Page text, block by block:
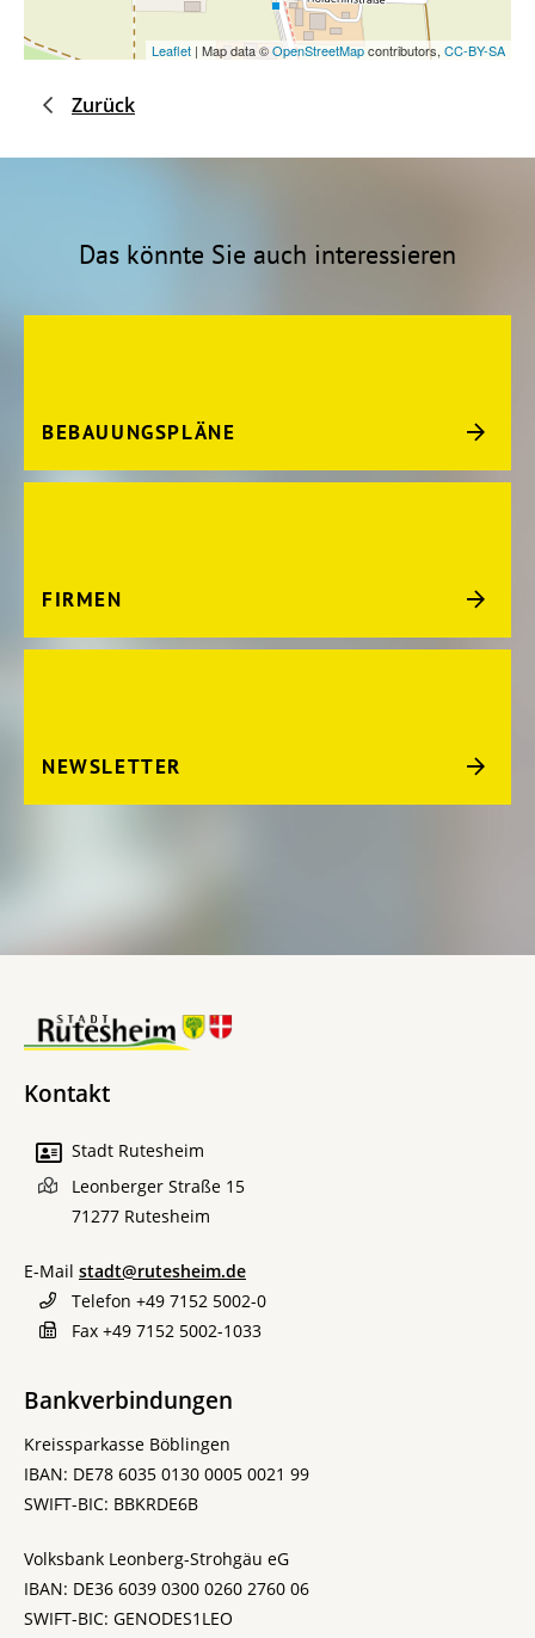
Leaflet | Map data ©OpenStreetMapcontributors, CC-BY-SA
Zurück
Das könnte Sie auch interessieren
BEBAUUNGSPLÄNE
FIRMEN
NEWSLETTER
Kontakt
Stadt Rutesheim
Leonberger Straße 15
71277 Rutesheim
E-Mail stadt@rutesheim.de
Telefon +49 7152 5002-0
Fax +49 7152 5002-1033
Bankverbindungen
Kreissparkasse Böblingen
IBAN: DE78 6035 0130 0005 0021 99
SWIFT-BIC: BBKRDE6B
Volksbank Leonberg-Strohgäu eG
IBAN: DE36 6039 0300 0260 2760 06
SWIFT-BIC: GENODES1LEO